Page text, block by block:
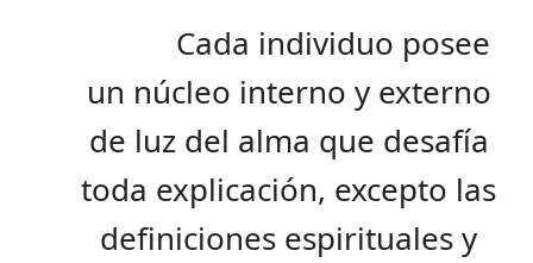
Cada individuo posee
un núcleo interno y externo
de luz del alma que desafía
toda explicación, excepto las
definiciones espirituales y